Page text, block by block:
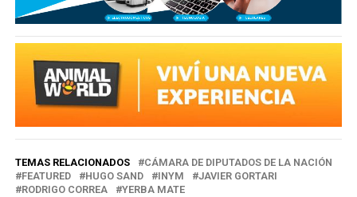
TEMAS RELACIONADOS
CÁMARA DE DIPUTADOS DE LA NACIÓN
FEATURED
HUGO SAND INYM
JAVIER GORTARI
RODRIGO CORREA
YERBA MATE